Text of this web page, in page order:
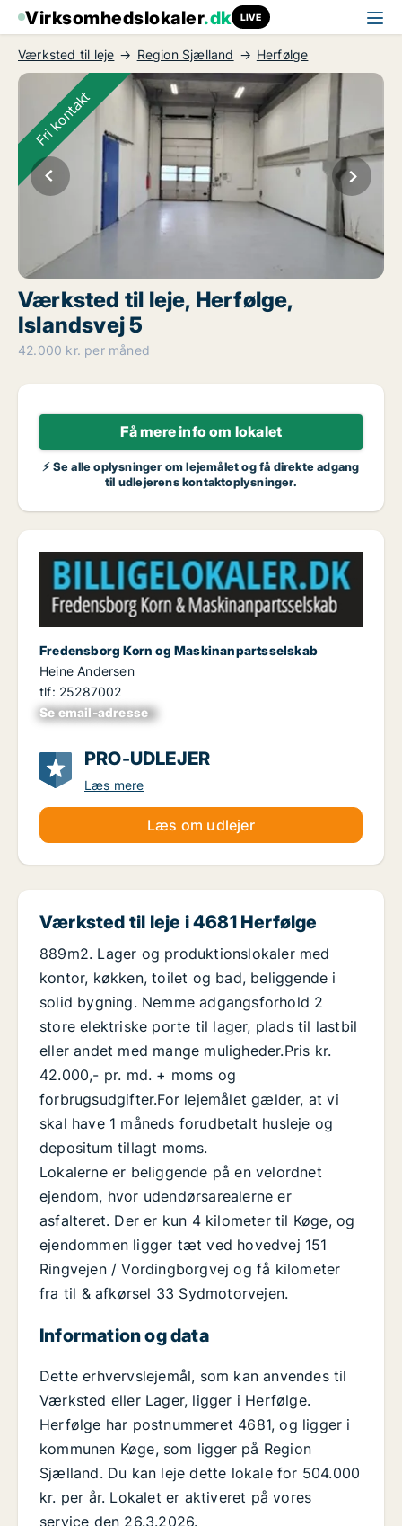
Virksomhedslokaler.dk LIVE
Værksted til leje Region Sjælland Herfølge
Fri kontakt
Værksted til leje, Herfølge,
Islandsvej 5
42.000 kr. per måned
Få mere info om lokalet
⚡ Se alle oplysninger om lejemålet og få direkte adgang
til udlejerens kontaktoplysninger.
Fredensborg Korn og Maskinanpartsselskab
Heine Andersen
tlf: 25287002
Se email-adresse
xxxxxxxxxxxxxxxx
PRO-UDLEJER
Læs mere
Læs om udlejer
Værksted til leje i 4681 Herfølge
889m2. Lager og produktionslokaler med
kontor, køkken, toilet og bad, beliggende i
solid bygning. Nemme adgangsforhold 2
store elektriske porte til lager, plads til lastbil
eller andet med mange muligheder.Pris kr.
42.000,- pr. md. + moms og
forbrugsudgifter.For lejemålet gælder, at vi
skal have 1 måneds forudbetalt husleje og
depositum tillagt moms.
Lokalerne er beliggende på en velordnet
ejendom, hvor udendørsarealerne er
asfalteret. Der er kun 4 kilometer til Køge, og
ejendommen ligger tæt ved hovedvej 151
Ringvejen / Vordingborgvej og få kilometer
fra til & afkørsel 33 Sydmotorvejen.
Information og data
Dette erhvervslejemål, som kan anvendes til
Værksted eller Lager, ligger i Herfølge.
Herfølge har postnummeret 4681, og ligger i
kommunen Køge, som ligger på Region
Sjælland. Du kan leje dette lokale for 504.000
kr. per år. Lokalet er aktiveret på vores
service den 26.3.2026.